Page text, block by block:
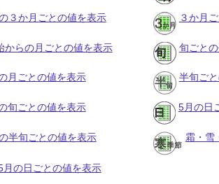
３か月ごとの値を表示 ３か月
からの月ごとの値を表示 旬ごと
月ごとの値を表示 半旬ご
旬ごとの値を表示 5月の日
半旬ごとの値を表示 霜・雪
月の日ごとの値を表示